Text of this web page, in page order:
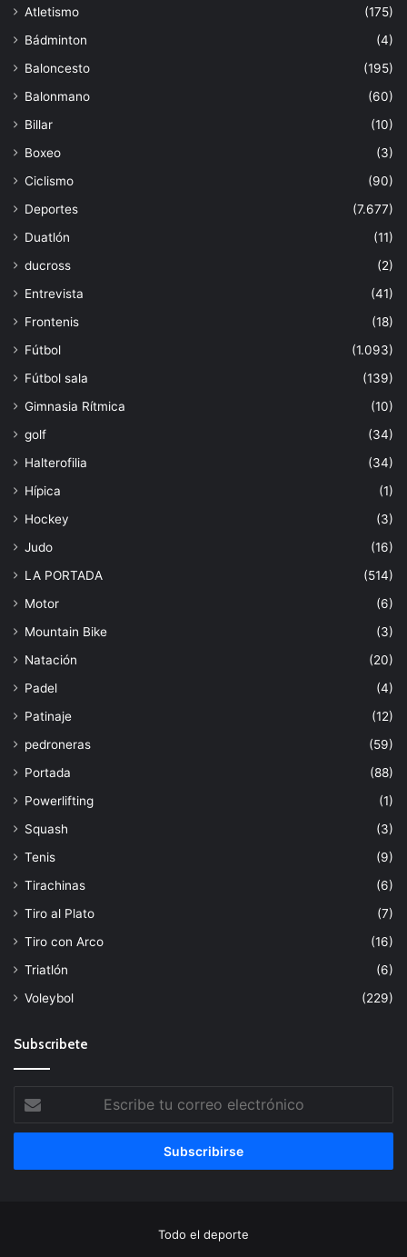
Atletismo
(175)
Bádminton
(4)
Baloncesto
(195)
Balonmano
(60)
Billar
(10)
Boxeo
(3)
Ciclismo
(90)
Deportes
(7.677)
Duatlón
(11)
ducross
(2)
Entrevista
(41)
Frontenis
(18)
Fútbol
(1.093)
Fútbol sala
(139)
Gimnasia Rítmica
(10)
golf
(34)
Halterofilia
(34)
Hípica
(1)
Hockey
(3)
Judo
(16)
LA PORTADA
(514)
Motor
(6)
Mountain Bike
(3)
Natación
(20)
Padel
(4)
Patinaje
(12)
pedroneras
(59)
Portada
(88)
Powerlifting
(1)
Squash
(3)
Tenis
(9)
Tirachinas
(6)
Tiro al Plato
(7)
Tiro con Arco
(16)
Triatlón
(6)
Voleybol
(229)
Subscribete
tu
correo
Todo el deporte